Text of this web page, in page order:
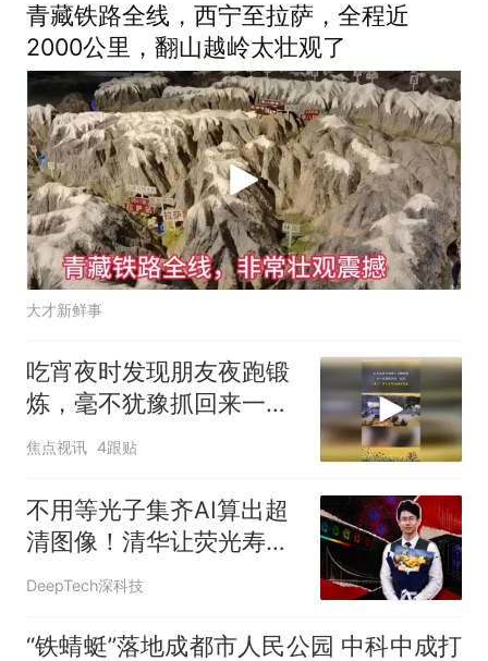
青藏铁路全线，西宁至拉萨，全程近
2000公里，翻山越岭太壮观了
大才新鲜事
吃宵夜时发现朋友夜跑锻
炼，毫不犹豫抓回来一起
吃，网友：事实证明夜跑
焦点视讯 4跟贴
不用等光子集齐AI算出超
清图像！清华让荧光寿命
成像告别光子焦虑
DeepTech深科技
“铁蜻蜓”落地成都市人民公园 中科中成打